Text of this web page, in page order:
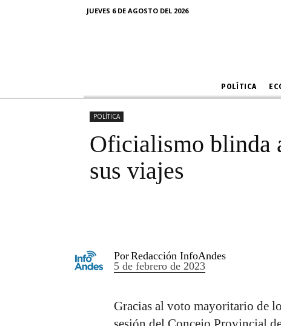
JUEVES 6 DE AGOSTO DEL 2026
POLÍTICA
Oficialismo
POLÍTICA
Oficialismo blinda
sus viajes
PorRedacción InfoAndes
5 de febrero de 2023
Gracias al voto mayoritario de